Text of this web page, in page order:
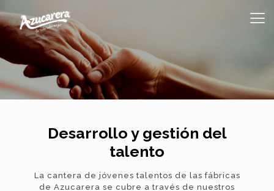
Desarrollo y gestión del
talento
La cantera de jóvenes talentos de las fábricas
de Azucarera se cubre a través de nuestros